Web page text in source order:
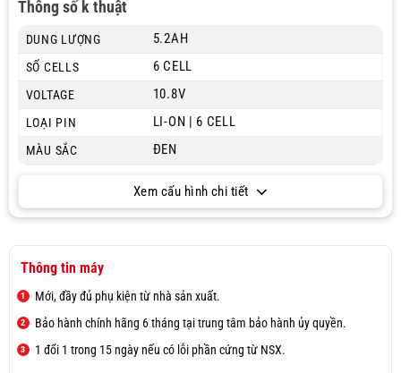
Thông số k thuật
DUNG LƯỢNG 5.2AH
SỐ CELLS 6 CELL
VOLTAGE 10.8V
LOẠI PIN LI-ON | 6 CELL
MÀU SẮC ĐEN
Xem cấu hình chi tiết
Thông tin máy
Mới, đầy đủ phụ kiện từ nhà sản xuất.
Bảo hành chính hãng 6 tháng tại trung tâm bảo hành ủy quyền.
1 đổi 1 trong 15 ngày nếu có lỗi phần cứng từ NSX.